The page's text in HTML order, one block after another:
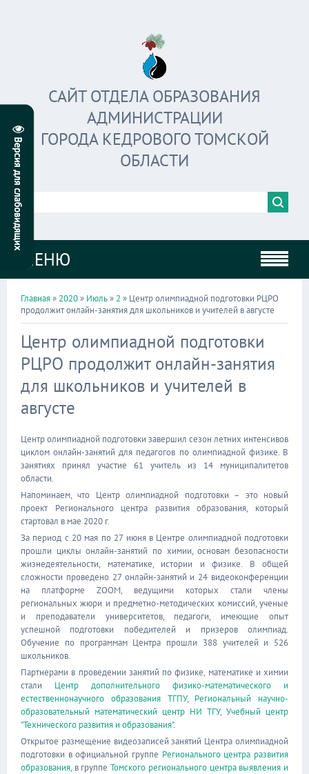
САЙТ ОТДЕЛА ОБРАЗОВАНИЯ
АДМИНИСТРАЦИИ
ГОРОДА КЕДРОВОГО ТОМСКОЙ
ОБЛАСТИ
МЕНЮ
Главная» 2020» Июль» 2 » Центр олимпиадной подготовки РЦРО
продолжит онлайн-занятия для школьников и учителей в августе
Центр олимпиадной подготовки
РЦРО продолжит онлайн-занятия
для школьников и учителей в
августе
Центр олимпиадной подготовки завершил сезон летних интенсивов
циклом онлайн-занятий для педагогов по олимпиадной физике. В
занятиях принял участие 61 учитель из 14 муниципалитетов
области.
Напоминаем, что Центр олимпиадной подготовки – это новый
проект Регионального центра развития образования, который
стартовал в мае 2020 г.
За период с 20 мая по 27 июня в Центре олимпиадной подготовки
прошли циклы онлайн-занятий по химии, основам безопасности
жизнедеятельности, математике, истории и физике. В общей
сложности проведено 27 онлайн-занятий и 24 видеоконференции
на платформе ZOOM, ведущими которых стали члены
региональных жюри и предметно-методических комиссий, ученые
и преподаватели университетов, педагоги, имеющие опыт
успешной подготовки победителей и призеров олимпиад.
Обучение по программам Центра прошли 388 учителей и 526
школьников.
Партнерами в проведении занятий по физике, математике и химии
стали Центр дополнительного физико-математического и
естественнонаучного образования ТГПУ, Региональный научно-
образовательный математический центр НИ ТГУ, Учебный центр
"Технического развития и образования".
Открытое размещение видеозаписей занятий Центра олимпиадной
подготовки в официальной группе Регионального центра развития
образования,в группеТомского регионального центра выявления и